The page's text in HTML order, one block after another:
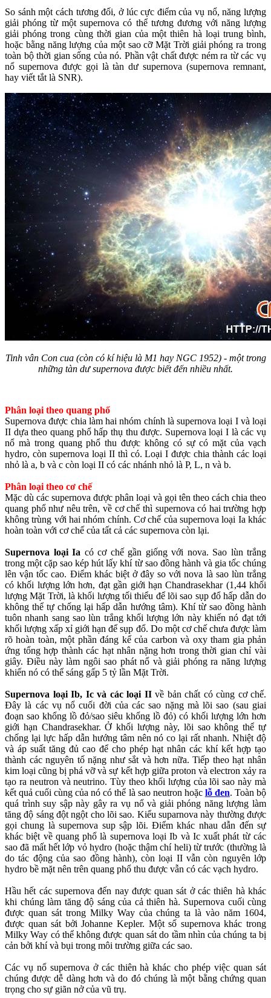
So sánh một cách tương đối, ở lúc cực điểm của vụ nổ, năng lượng
giải phóng từ một supernova có thể tương đương với năng lượng
giải phóng trong cùng thời gian của một thiên hà loại trung bình,
hoặc bằng năng lượng của một sao cỡ Mặt Trời giải phóng ra trong
toàn bộ thời gian sống của nó. Phần vật chất được ném ra từ các vụ
nổ supernova được gọi là tàn dư supernova (supernova remnant,
hay viết tắt là SNR).
Tinh vân Con cua (còn có kí hiệu là M1 hay NGC 1952) - một trong
những tàn dư supernova được biết đến nhiều nhất.
Phân loại theo quang phổ
Supernova được chia làm hai nhóm chính là supernova loại I và loại
II dựa theo quang phổ hấp thụ thu được. Supernova loại I là các vụ
nổ mà trong quang phổ thu được không có sự có mặt của vạch
hydro, còn supernova loại II thì có. Loại I được chia thành các loại
nhỏ là a, b và c còn loại II có các nhánh nhỏ là P, L, n và b.
Phân loại theo cơ chế
Mặc dù các supernova được phân loại và gọi tên theo cách chia theo
quang phổ như nêu trên, về cơ chế thì supernova có hai trường hợp
không trùng với hai nhóm chính. Cơ chế của supernova loại Ia khác
hoàn toàn với cơ chế của tất cả các supernova còn lại.
Supernova loại Ia có cơ chế gần giống với nova. Sao lùn trắng
trong một cặp sao kép hút lấy khí từ sao đồng hành và gia tốc chúng
lên vận tốc cao. Điểm khác biệt ở đây so với nova là sao lùn trắng
có khối lượng lớn hơn, đạt gần giới hạn Chandrasekhar (1,44 khối
lượng Mặt Trời, là khối lượng tối thiểu để lõi sao sụp đổ hấp dẫn do
không thể tự chống lại hấp dẫn hướng tâm). Khí từ sao đồng hành
tuôn nhanh sang sao lùn trắng khối lượng lớn này khiến nó đạt tới
khối lượng xấp xỉ giới hạn để sụp đổ. Do một cơ chế chưa được làm
rõ hoàn toàn, một phần đáng kể của carbon và oxy tham gia phản
ứng tổng hợp thành các hạt nhân nặng hơn trong thời gian chỉ vài
giây. Điều này làm ngôi sao phát nổ và giải phóng ra năng lượng
khiến nó có thể sáng gấp 5 tỷ lần Mặt Trời.
Supernova loại Ib, Ic và các loại IIvề bản chất có cùng cơ chế.
Đây là các vụ nổ cuối đời của các sao nặng mà lõi sao (sau giai
đoạn sao khổng lồ đỏ/sao siêu khổng lồ đỏ) có khối lượng lớn hơn
giới hạn Chandrasekhar. Ở khối lượng này, lõi sao không thể tự
chống lại lực hấp dẫn hướng tâm nên nó co lại rất nhanh. Nhiệt độ
và áp suất tăng đủ cao để cho phép hạt nhân các khí kết hợp tạo
thành các nguyên tố nặng như sắt và hơn nữa. Tiếp theo hạt nhân
kim loại cũng bị phá vỡ và sự kết hợp giữa proton và electron xảy ra
tạo ra neutron và neutrino. Tùy theo khối lượng của lõi sao này mà
kết quả cuối cùng của nó có thể là sao neutron hoặc lỗ đen. Toàn bộ
quá trình suy sập này gây ra vụ nổ và giải phóng năng lượng làm
tăng độ sáng đột ngột cho lõi sao. Kiểu suparnova này thường được
gọi chung là supernova sup sập lõi. Điểm khác nhau dẫn đến sự
khác biệt về quang phổ là supernova loại Ib và Ic xuất phát từ các
sao đã mất hết lớp vỏ hydro (hoặc thậm chí heli) từ trước (thường là
do tác động của sao đồng hành), còn loại II vẫn còn nguyên lớp
hydro bề mặt nên trên quang phổ thu được vẫn có các vạch hydro.
Hầu hết các supernova đến nay được quan sát ở các thiên hà khác
khi chúng làm tăng độ sáng của cả thiên hà. Supernova cuối cùng
được quan sát trong Milky Way của chúng ta là vào năm 1604,
được quan sát bởi Johanne Kepler. Một số supernova khác trong
Milky Way có thể không được quan sát do tầm nhìn của chúng ta bị
cản bởi khí và bụi trong môi trường giữa các sao.
Các vụ nổ supernova ở các thiên hà khác cho phép việc quan sát
chúng được dễ dàng hơn và do đó chúng là một bằng chứng quan
trọng cho sự giãn nở của vũ trụ.